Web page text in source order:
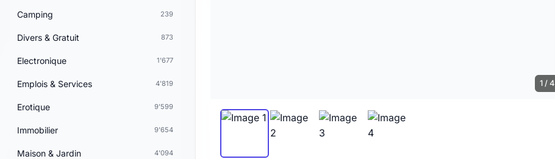
Camping 239
Divers & Gratuit 873
Electronique 1'677
Emplois & Services 4'819
Erotique 9'599
Immobilier 9'654
Maison & Jardin 4'094
1 / 4